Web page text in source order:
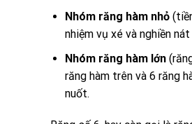
Nhóm răng hàm nhỏ
nhiệm vụ xé và nghiền
Nhóm răng hàm lớn
răng hàm trên và 6 răng
nuốt.